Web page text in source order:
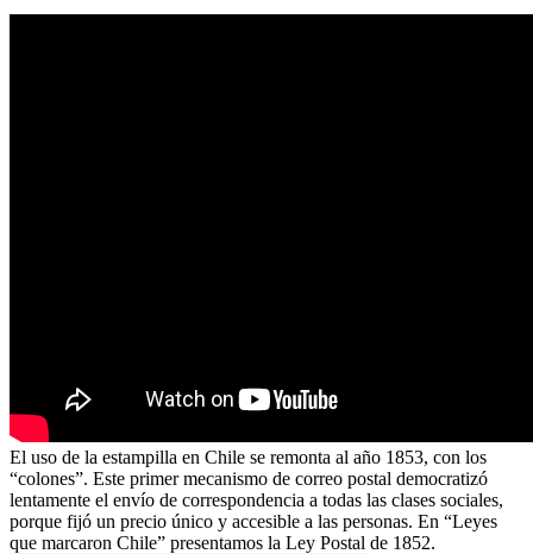
El uso de la estampilla en Chile se remonta al año 1853, con los
“colones”. Este primer mecanismo de correo postal democratizó
lentamente el envío de correspondencia a todas las clases sociales,
porque fijó un precio único y accesible a las personas. En “Leyes
que marcaron Chile” presentamos la Ley Postal de 1852.